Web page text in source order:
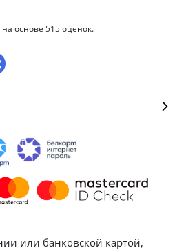
на основе 515оценок.
или банковской картой,